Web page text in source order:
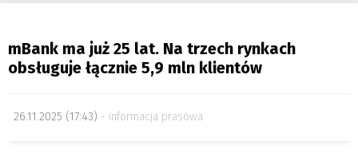
mBank ma już 25 lat. Na trzech rynkach
obsługuje łącznie 5,9 mln klientów
26.11.2025 (17:43) informacja prasowa